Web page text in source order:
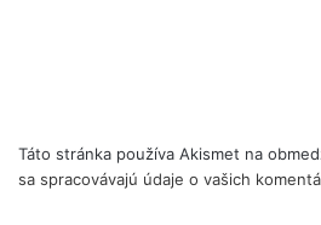
Táto stránka používa Akismet na
sa spracovávajú údaje o vašich